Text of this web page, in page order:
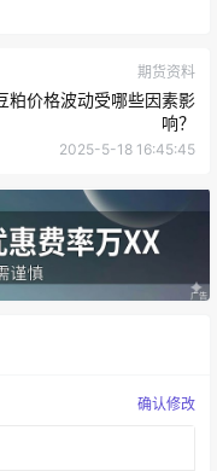
期货资料
粕价格波动受哪些因素影
响？
2025-5-18 16:45:45
确认修改